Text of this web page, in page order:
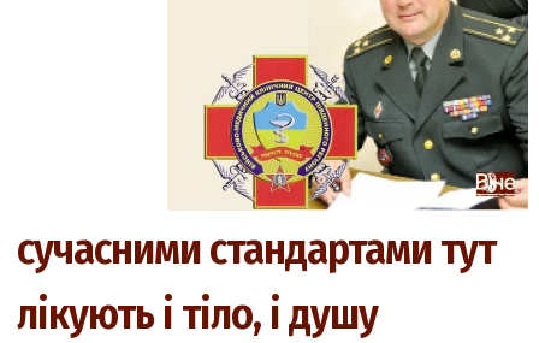
сучасними стандартами тут
лікують і тіло, і душу